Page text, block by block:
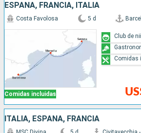
ESPAÑA, FRANCIA, ITALIA
Comidas incluidas
Costa Favolosa 5 d
Club de
Comidas
ITALIA, ESPAÑA, FRANCIA